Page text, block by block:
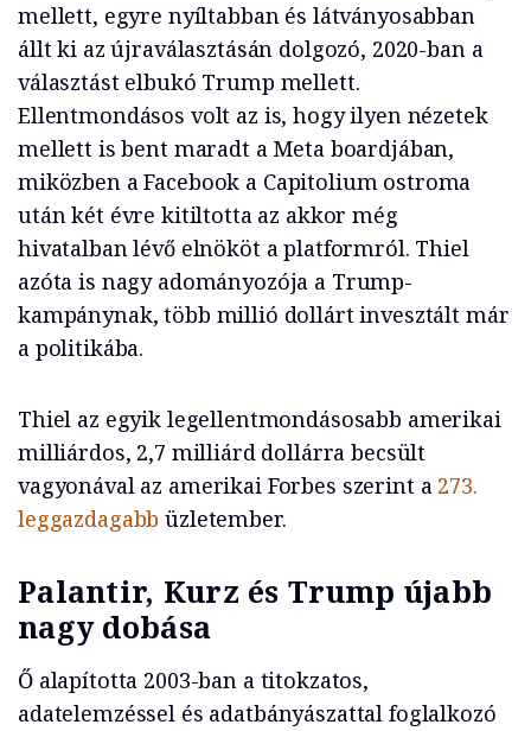
mellett, egyre nyíltabban és látványosabban
állt ki az újraválasztásán dolgozó, 2020-ban a
választást elbukó Trump mellett.
Ellentmondásos volt az is, hogy ilyen nézetek
mellett is bent maradt a Meta boardjában,
miközben a Facebook a Capitolium ostroma
után két évre kitiltotta az akkor még
hivatalban lévő elnököt a platformról. Thiel
azóta is nagy adományozója a Trump-
kampánynak, több millió dollárt invesztált már
a politikába.
Thiel az egyik legellentmondásosabb amerikai
milliárdos, 2,7 milliárd dollárra becsült
vagyonával az amerikai Forbes szerint a 273.
leggazdagabb üzletember.
Palantir, Kurz és Trump újabb
nagy dobása
Ő alapította 2003-ban a titokzatos,
adatelemzéssel és adatbányászattal foglalkozó